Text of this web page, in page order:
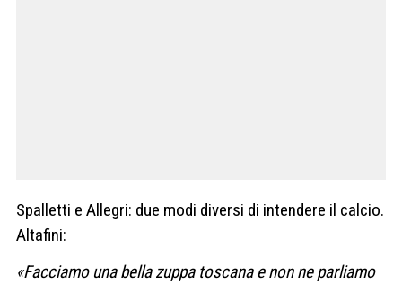
Spalletti e Allegri: due modi diversi di intendere il calcio.
Altafini:
«Facciamo una bella zuppa toscana e non ne parliamo